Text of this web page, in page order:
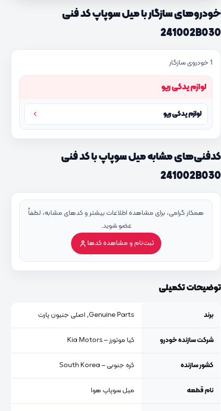
خودروهای سازگار با میل سوپاپ کد فنی
241002B030
1 خودروی سازگار
لوازم یدکی ریو
لوازم یدکی ریو
کدفنی‌های مشابه میل سوپاپ با کد فنی
241002B030
همکار گرامی، برای مشاهده اطلاعات بیشتر و کدهای مشابه، لطفاً
عضو شوید.
ثبت‌نام و مشاهده کدها
توضیحات تکمیلی
برند Genuine Parts, اصلی جنیون پارت
شرکت سازنده خودرو کیا موتورز – Kia Motors
کشور سازنده کره جنوبی – South Korea
نام قطعه میل سوپاپ هوا